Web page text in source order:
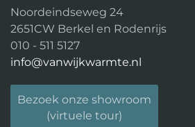
Noordeindseweg 24
2651CW Berkel en Rodenrijs
010 - 511 5127
info@vanwijkwarmte.nl
Bezoek onze showroom
(virtuele tour)